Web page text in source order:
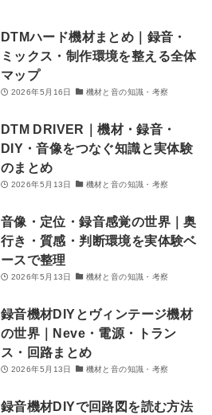
DTMハード機材まとめ｜録音・
ミックス・制作環境を整える全体
マップ
2026年5月16日 機材と音の知識・考察
DTM DRIVER｜機材・録音・
DIY・音像をつなぐ知識と実体験
のまとめ
2026年5月13日 機材と音の知識・考察
音像・定位・録音感覚の世界｜奥
行き・質感・判断環境を実体験ベ
ースで整理
2026年5月13日 機材と音の知識・考察
録音機材DIYとヴィンテージ機材
の世界｜Neve・電源・トラン
ス・回路まとめ
2026年5月13日 機材と音の知識・考察
録音機材DIYで回路図を読む方法